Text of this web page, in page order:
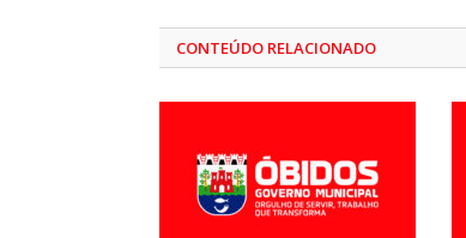
CONTEÚDO RELACIONADO